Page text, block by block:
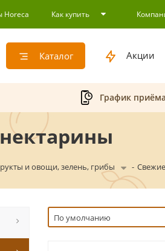
Horeca Как купить
Каталог Акции
График
и овощи, зелень, грибы -
По умолчанию